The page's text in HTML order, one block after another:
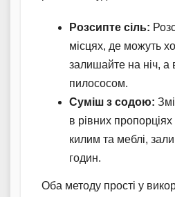
Розсипте сіль:
місцях, де можуть
залишайте на ніч, а
пилососом.
Суміш з содою:
в рівних пропорціях
килим та меблі,
годин.
Оба методу прості у